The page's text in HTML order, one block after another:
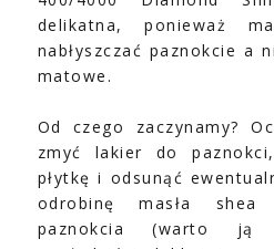
delikatna, ponieważ
nabłyszczać paznokcie a
matowe.
Od czego zaczynamy?
zmyć lakier do
płytkę i odsunąć
odrobinę masła
paznokcia (warto ją